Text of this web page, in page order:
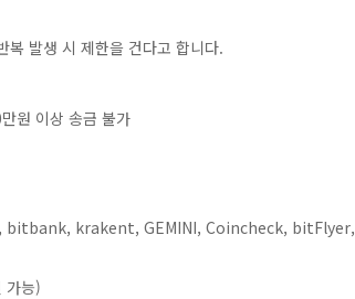
복 발생 시 제한을 건다고 합니다.
원 이상 송금 불가
krakent, GEMINI, Coincheck, bitFlyer,
가능)